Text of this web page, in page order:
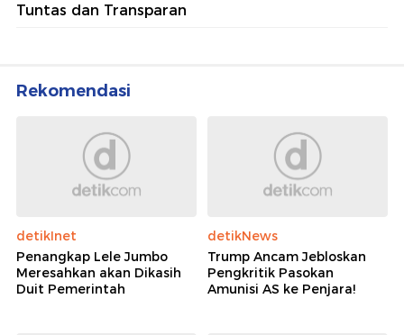
Tuntas dan Transparan
Rekomendasi
detikInet
Penangkap Lele Jumbo
Meresahkan akan Dikasih
Duit Pemerintah
detikNews
Trump Ancam Jebloskan
Pengkritik Pasokan
Amunisi AS ke Penjara!